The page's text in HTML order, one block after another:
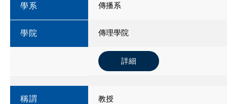
學系 傳播系
學院 傳理學院
詳細
稱謂 教授